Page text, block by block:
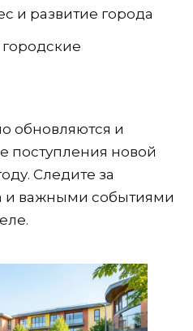
и развитие города
городские
обновляются и
поступления новой
Следите за
и важными событиями